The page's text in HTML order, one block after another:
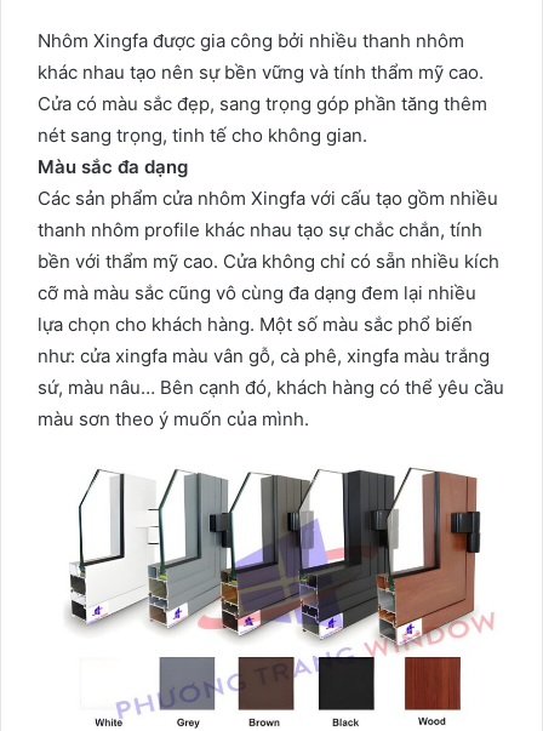
Nhôm Xingfa được gia công bởi nhiều thanh nhôm
khác nhau tạo nên sự bền vững và tính thẩm mỹ cao.
Cửa có màu sắc đẹp, sang trọng góp phần tăng thêm
nét sang trọng, tinh tế cho không gian.
Màu sắc đa dạng
Các sản phẩm cửa nhôm Xingfa với cấu tạo gồm nhiều
thanh nhôm profile khác nhau tạo sự chắc chắn, tính
bền với thẩm mỹ cao. Cửa không chỉ có sẵn nhiều kích
cỡ mà màu sắc cũng vô cùng đa dạng đem lại nhiều
lựa chọn cho khách hàng. Một số màu sắc phổ biến
như: cửa xingfa màu vân gỗ, cà phê, xingfa màu trắng
sứ, màu nâu… Bên cạnh đó, khách hàng có thể yêu cầu
màu sơn theo ý muốn của mình.